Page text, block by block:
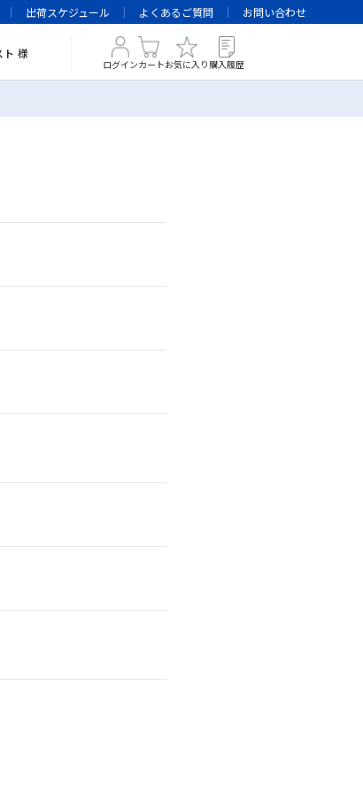
出荷スケジュール よくあるご質問 お問い合わせ
ト 様
ログインカートお気に入り 購入履歴